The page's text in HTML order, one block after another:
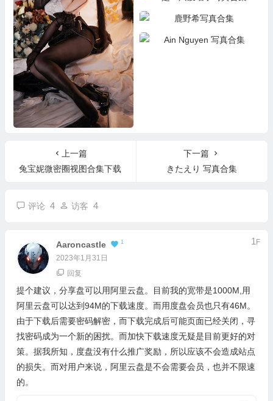
是一只废喵了写真合集
鹿野希写真合集
上一篇
兔宝妮微密圈视图合集下载
下一篇
きたえり 写真合集
评论 4 访客 4
Aaroncastle 1
2023年1月31日
1 F
回复
提个建议，分享盘可以用阿里云盘。目前我的宽带是1000M,用
阿里云盘可以达到94M的下载速度。而用度盘会员也只有46M。
由于下载后需要密码解密，而下载完成后可能页面已经关闭，寻
找密码成为一个新的困扰。而加快下载速度无疑是目前更好的对
策。据我所知，度盘没有什么推广奖励，所以应该不会造成站点
的损失。而对用户来说，阿里云盘是不会需要会员，也并不限速
的。